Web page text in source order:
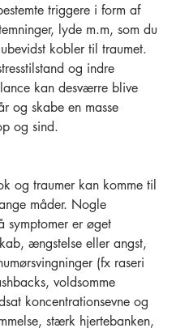
triggere i form af
lyde m.m, som du
kobler til traumet.
og indre
kan desværre blive
og skabe en masse
og sind.
og traumer kan komme til
måder. Nogle
symptomer er øget
ængstelse eller angst,
(fx raseri
voldsomme
koncentrationsevne og
stærk hjertebanken,